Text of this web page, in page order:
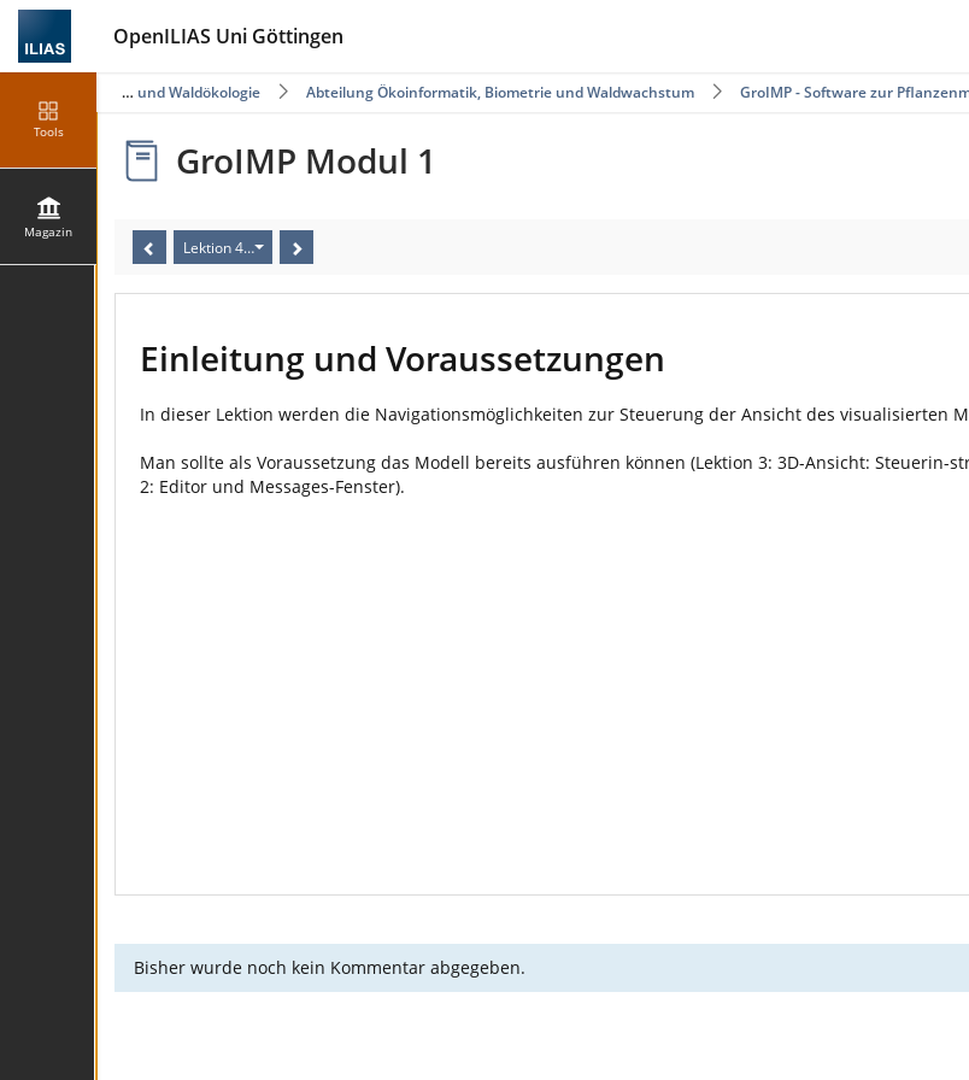
OpenILIAS Uni Göttingen
Tools
Magazin
Fakultät für Forstwissenschaften und Waldökologie Abteilung Ökoinformatik, Biometrie und Waldwachstum GroIMP - Software zur
GroIMP Modul 1
Lektion 4: 3D – Ansicht: Veränderung der Kameraansicht des 3D – Modells
Einleitung und Voraussetzungen
In dieser Lektion werden die Navigationsmöglichkeiten zur Steuerung der Ansicht des visualisierten
Man sollte als Voraussetzung das Modell bereits ausführen können (Lektion 3: 3D-Ansicht:
2: Editor und Messages-Fenster).
Bisher wurde noch kein Kommentar abgegeben.